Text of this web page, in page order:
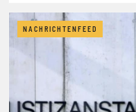
NACHRICHTENFEED